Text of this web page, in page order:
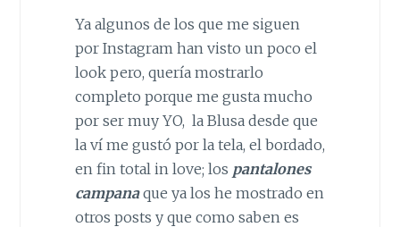
Ya algunos de los que me siguen
por Instagram han visto un poco el
look pero, quería mostrarlo
completo porque me gusta mucho
por ser muy YO, la Blusa desde que
la ví me gustó por la tela, el bordado,
en fin total in love; los pantalones
campanaque ya los he mostrado en
otros posts y que como saben es